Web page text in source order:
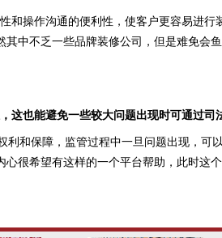
操作沟通的便利性，使客户更容易进行
中不乏一些品牌装修公司，但是难免会
也能避免一些较大问题出现时可通过司
和保障，监管过程中一旦问题出现，可
很希望有这样的一个平台帮助，此时这